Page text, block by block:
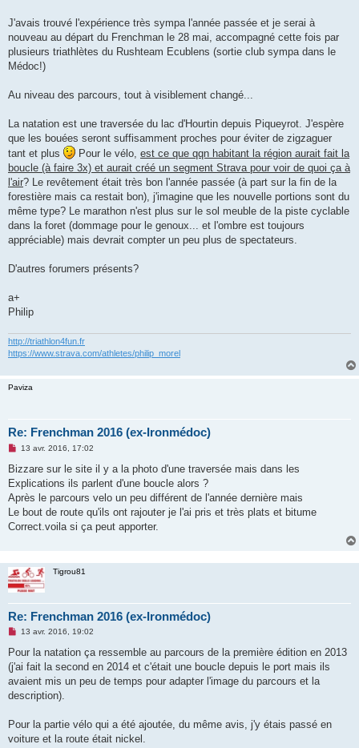
g
n
o
l
J'avais trouvé l'expérience très sympa l'année passée et je serai à
nouveau au départ du Frenchman le 28 mai, accompagné cette fois par
plusieurs triathlètes du Rushteam Ecublens (sortie club sympa dans le
Médoc!)
Au niveau des parcours, tout à visiblement changé...
La natation est une traversée du lac d'Hourtin depuis Piqueyrot. J'espère
que les bouées seront suffisamment proches pour éviter de zigzaguer
tant et plus
Pour le vélo, est ce que qqn habitant la région aurait fait la
boucle (à faire 3x) et aurait créé un segment Strava pour voir de quoi ça à
l'air? Le revêtement était très bon l'année passée (à part sur la fin de la
forestière mais ca restait bon), j'imagine que les nouvelle portions sont du
même type? Le marathon n'est plus sur le sol meuble de la piste cyclable
dans la foret (dommage pour le genoux... et l'ombre est toujours
appréciable) mais devrait compter un peu plus de spectateurs.
D'autres forumers présents?
a+
Philip
http://triathlon4fun.fr
https://www.strava.com/athletes/philip_morel
Paviza
Re: Frenchman 2016 (ex-Ironmédoc)
M
s
a
g
n
o
13 avr. 2016, 17:02
Bizzare sur le site il y a la photo d'une traversée mais dans les
Explications ils parlent d'une boucle alors ?
Après le parcours velo un peu différent de l'année dernière mais
Le bout de route qu'ils ont rajouter je l'ai pris et très plats et bitume
Correct.voila si ça peut apporter.
Tigrou81
Re: Frenchman 2016 (ex-Ironmédoc)
M
s
a
g
n
l
u
13 avr. 2016, 19:02
Pour la natation ça ressemble au parcours de la première édition en 2013
(j'ai fait la second en 2014 et c'était une boucle depuis le port mais ils
avaient mis un peu de temps pour adapter l'image du parcours et la
description).
Pour la partie vélo qui a été ajoutée, du même avis, j'y étais passé en
voiture et la route était nickel.